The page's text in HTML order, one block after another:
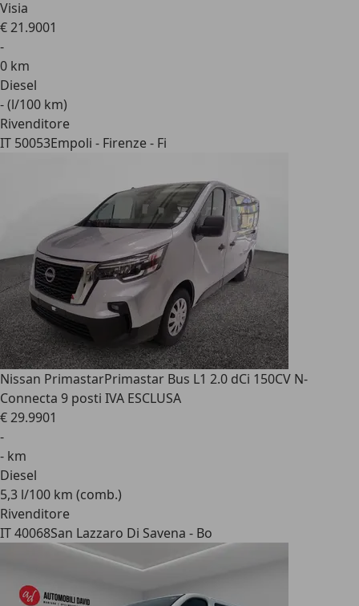
Visia
€ 21.9001
-
0 km
Diesel
- (l/100 km)
Rivenditore
IT 50053Empoli - Firenze - Fi
Nissan PrimastarPrimastar Bus L1 2.0 dCi 150CV N-
Connecta 9 posti IVA ESCLUSA
€ 29.9901
-
- km
Diesel
5,3 l/100 km (comb.)
Rivenditore
IT 40068San Lazzaro Di Savena - Bo